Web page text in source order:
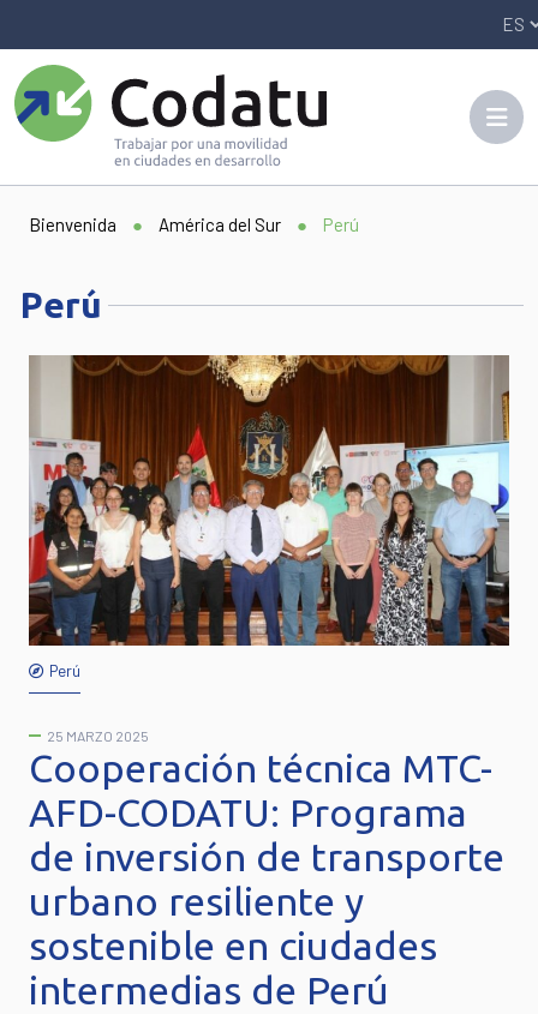
Bienvenida ● América del Sur ● Perú
Perú
Perú
25 MARZO 2025
Cooperación técnica MTC-
AFD-CODATU: Programa
de inversión de transporte
urbano resiliente y
sostenible en ciudades
intermedias de Perú